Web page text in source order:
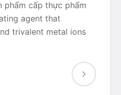
phẩm cấp thực phẩm
agent that
trivalent metal ions